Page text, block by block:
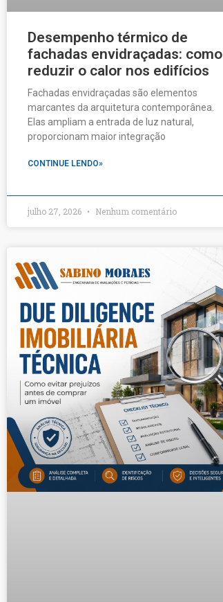
Desempenho térmico de
fachadas envidraçadas: como
reduzir o calor nos edifícios
Fachadas envidraçadas são elementos
marcantes da arquitetura contemporânea.
Elas ampliam a entrada de luz natural,
proporcionam maior integração
CONTINUE LENDO»
julho 27, 2026 Nenhum comentário